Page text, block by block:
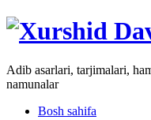
Adib asarlari, tarjimalari,
namunalar
Bosh sahifa